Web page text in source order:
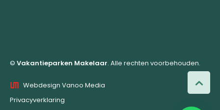
© Vakantieparken Makelaar. Alle rechten voorbehouden.
Webdesign Vanoo Media
Privacyverklaring